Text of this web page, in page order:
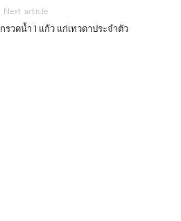
Next article
วดน้ำ 1 แก้ว แก่เทวดาประจำตัว